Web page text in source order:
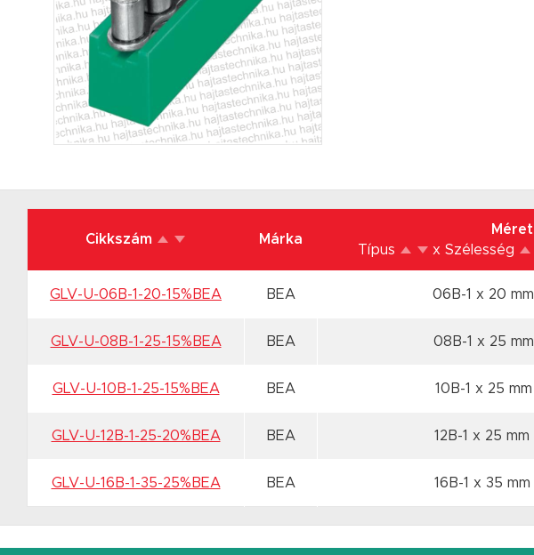
Cikkszám Márka
Méret
Típus
x Szélesség
GLV-U-06B-1-20-15%BEA BEA 06B-1 x 20 mm
GLV-U-08B-1-25-15%BEA BEA 08B-1 x 25 mm
GLV-U-10B-1-25-15%BEA BEA 10B-1 x 25 mm
GLV-U-12B-1-25-20%BEA BEA 12B-1 x 25 mm
GLV-U-16B-1-35-25%BEA BEA 16B-1 x 35 mm